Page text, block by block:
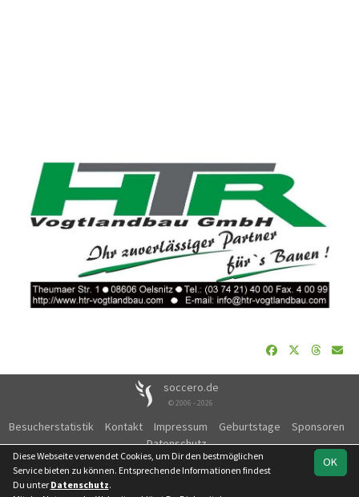
soccero.de
© 2006 - 2026
Besucherstatistik Kontakt Impressum Geburtstage
Sponsoren
Datenschutz
OK
Diese Webseite verwendet Cookies, um Dir den bestmöglichen
Service bieten zu können. Entsprechende Informationen findest
Du unter Datenschutz.